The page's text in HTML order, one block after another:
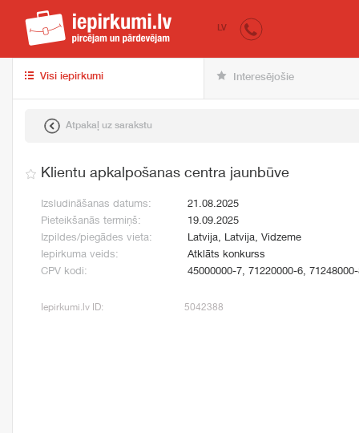
iepirkumi.lv
LV
Visi iepirkumi Interesējošie
Atpakaļ uz sarakstu
Klientu apkalpošanas centra jaunbūve
Izsludināšanas datums:
21.08.2025
Pieteikšanās termiņš:
19.09.2025
Izpildes/piegādes vieta:
Latvija, Latvija, Vidzeme
Iepirkuma veids:
Atklāts konkurss
CPV kodi:
45000000-7, 71220000-6,
Iepirkumi.lv ID: 5042388